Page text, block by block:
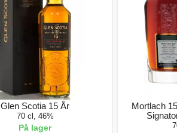
Glen Scotia 15 År
70 cl, 46%
På lager
Mortlach